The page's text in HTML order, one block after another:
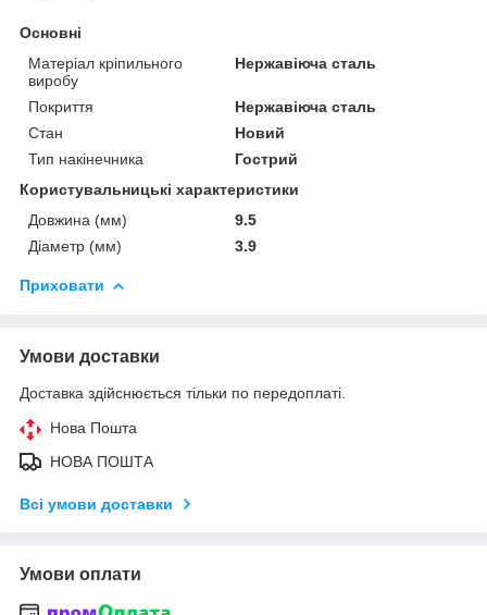
Основні
Матеріал кріпильного
виробу
Нержавіюча сталь
Покриття
Нержавіюча сталь
Стан
Новий
Тип накінечника
Гострий
Користувальницькі характеристики
Довжина (мм)
9.5
Діаметр (мм)
3.9
Приховати
Умови доставки
Доставка здійснюється тільки по передоплаті.
Нова Пошта
НОВА ПОШТА
Всі умови доставки
Умови оплати